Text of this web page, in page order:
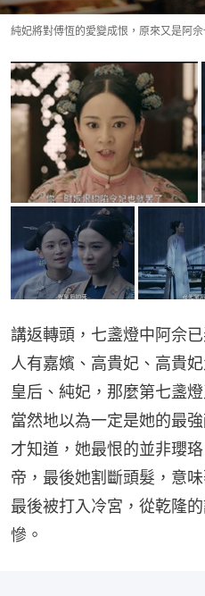
純妃將對傅恆的愛變成恨，原來又是阿佘
講返轉頭，七盞燈中阿佘
人有嘉嬪、高貴妃、高貴
皇后、純妃，那麼第七盞
當然地以為一定是她的最
才知道，她最恨的並非瓔
帝，最後她割斷頭髮，意
最後被打入冷宮，從乾隆
慘。